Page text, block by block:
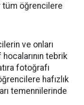
tüm öğrencilere
ve onları
hocalarının tebrik
fotoğrafı
hafızlık
temennilerinde